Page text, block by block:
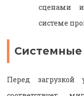
сценами
системе
Системные
Перед загрузкой